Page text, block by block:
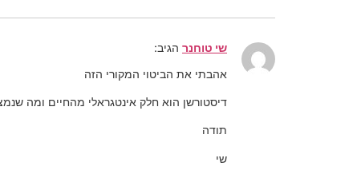
שי טוחנר הגיב:
אהבתי את הביטוי המקורי הזה
דיסטורשן הוא חלק אינטגראלי מהחיים ומה
תודה
שי